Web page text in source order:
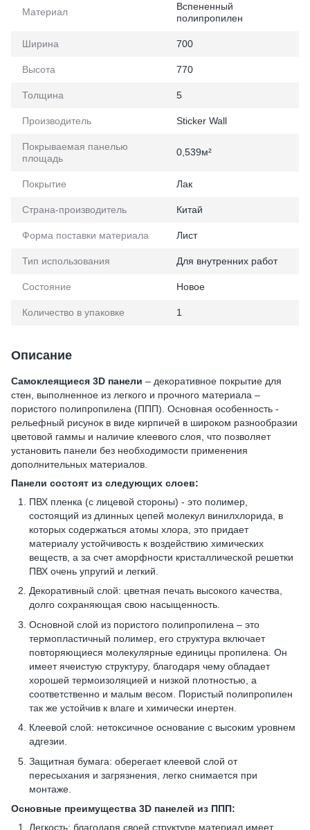
Материал
Вспененный
полипропилен
Ширина 700
Высота 770
Толщина 5
Производитель Sticker Wall
Покрываемая панелью
площадь
0,539м²
Покрытие Лак
Страна-производитель Китай
Форма поставки материала Лист
Тип использования Для внутренних работ
Состояние Новое
Количество в упаковке 1
Описание
Самоклеящиеся 3D панели – декоративное покрытие для
стен, выполненное из легкого и прочного материала –
пористого полипропилена (ППП). Основная особенность -
рельефный рисунок в виде кирпичей в широком разнообразии
цветовой гаммы и наличие клеевого слоя, что позволяет
установить панели без необходимости применения
дополнительных материалов.
Панели состоят из следующих слоев:
ПВХ пленка (с лицевой стороны) - это полимер,
состоящий из длинных цепей молекул винилхлорида, в
которых содержаться атомы хлора, это придает
материалу устойчивость к воздействию химических
веществ, а за счет аморфности кристаллической решетки
ПВХ очень упругий и легкий.
Декоративный слой: цветная печать высокого качества,
долго сохраняющая свою насыщенность.
Основной слой из пористого полипропилена – это
термопластичный полимер, его структура включает
повторяющиеся молекулярные единицы пропилена. Он
имеет ячеистую структуру, благодаря чему обладает
хорошей термоизоляцией и низкой плотностью, а
соответственно и малым весом. Пористый полипропилен
так же устойчив к влаге и химически инертен.
Клеевой слой: нетоксичное основание с высоким уровнем
адгезии.
Защитная бумага: оберегает клеевой слой от
пересыхания и загрязнения, легко снимается при
монтаже.
Основные преимущества 3D панелей из ППП:
Легкость: благодаря своей структуре материал имеет